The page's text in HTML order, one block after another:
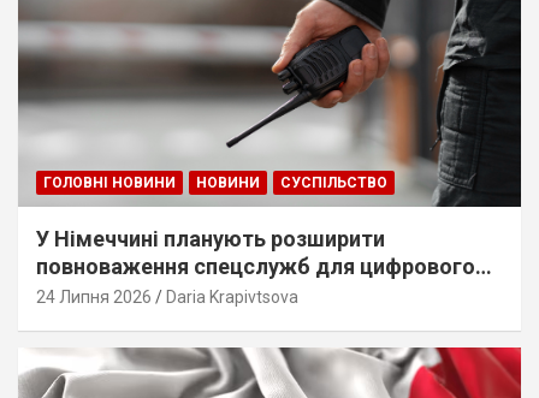
ГОЛОВНІ НОВИНИ НОВИНИ СУСПІЛЬСТВО
У Німеччині планують розширити
повноваження спецслужб для цифрового
стеження
24 Липня 2026 Daria Krapivtsova